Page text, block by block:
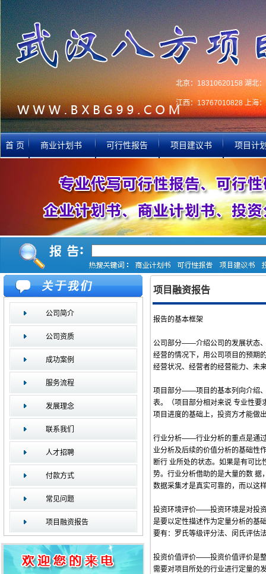
北京：18310620158 湖北
江西：13767010828 上海
首 页 商业计划书 可行性报告 项目建议书 项目计
公司简介
公司资质
成功案例
服务流程
发展理念
联系我们
人才招聘
付款方式
常见问题
项目融资报告
项目融资报告
报告的基本框架
公司部分——介绍公司的发展状态
经营的情况下，用公司项目的预期
经营状况、经营者的经营能力、未
项目部分——项目的基本列向介绍
表。（项目部分相对来说 专业性要
项目进度的基础上，投资方才能做
行业分析——行业分析的重点是通
业分析及后续的价值分析的基础性
断行 业所处的状态。如果是有可
势。行业分析借助的是大量的数 据
数据采集才是真实可靠的，而以这
投资环境评价——投资环境是对投
是要以定性描述作为定量分析的基
要有：罗氏等级评分法、闵氏评估
投资价值评价——投资价值评价是
需要对项目所处的行业进行定量的